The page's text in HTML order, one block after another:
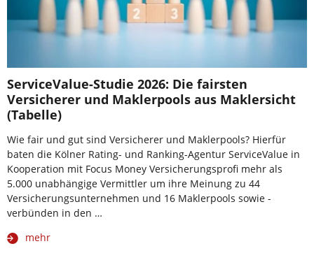
ServiceValue-Studie 2026: Die fairsten
Versicherer und Maklerpools aus Maklersicht
(Tabelle)
Wie fair und gut sind Versicherer und Maklerpools? Hierfür
baten die Kölner Rating- und Ranking-Agentur ServiceValue in
Kooperation mit Focus Money Versicherungsprofi mehr als
5.000 unabhängige Vermittler um ihre Meinung zu 44
Versicherungsunternehmen und 16 Maklerpools sowie -
verbünden in den …
mehr